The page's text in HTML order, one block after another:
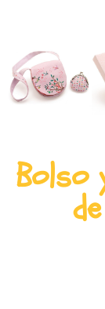
Bolso